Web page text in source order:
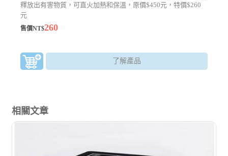
釋放出有害物質，可直火加熱和保溫，原價$450元，特價$260
元
售價NT$260
了解產品
相關文章